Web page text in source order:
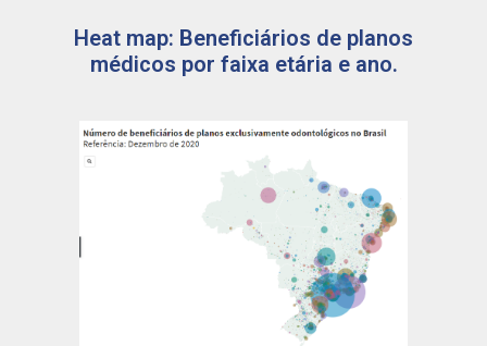
Heat map: Beneficiários de planos
médicos por faixa etária e ano.